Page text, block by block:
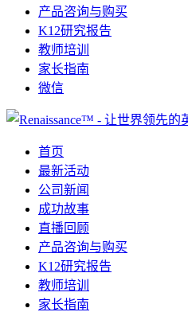
产品咨询与购买
K12研究报告
教师培训
家长指南
微信
首页
最新活动
公司新闻
成功故事
直播回顾
产品咨询与购买
K12研究报告
教师培训
家长指南